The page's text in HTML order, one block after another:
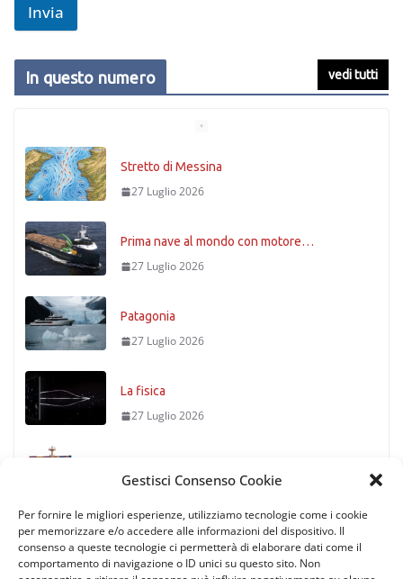
Gestisci Consenso Cookie
Per fornire le migliori esperienze, utilizziamo tecnologie come i cookie
per memorizzare e/o accedere alle informazioni del dispositivo. Il
consenso a queste tecnologie ci permetterà di elaborare dati come il
comportamento di navigazione o ID unici su questo sito. Non
Invia
In questo numero vedi tutti
Stretto di Messina
27 Luglio 2026
Prima nave al mondo con motore…
27 Luglio 2026
Patagonia
27 Luglio 2026
La fisica
27 Luglio 2026
27 Luglio 2026